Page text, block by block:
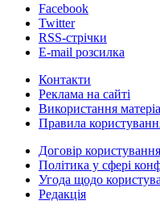
Facebook
Twitter
RSS-стрічки
E-mail розсилка
Контакти
Реклама на сайті
Використання
Правила
Договір
Політика у сфері
Угода щодо
Редакція